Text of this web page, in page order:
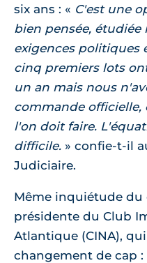
six ans :
C'est une
bien pensée, étudiée
exigences politiques
cinq premiers lots
un an mais nous
commande officielle,
l'on doit faire.
difficile.
confie-t-il
Judiciaire.
Même inquiétude du
présidente du Club
Atlantique (CINA),
changement de cap :